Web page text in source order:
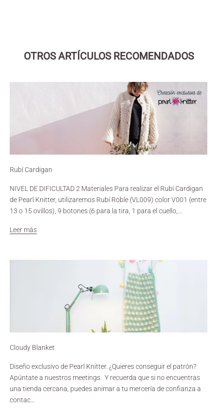
OTROS ARTÍCULOS RECOMENDADOS
Rubí Cardigan
NIVEL DE DIFICULTAD 2 Materiales Para realizar el Rubí Cardigan
de Pearl Knitter, utilizaremos Rubí Roble (VL009) color V001 (entre
13 o 15 ovillos), 9 botones (6 para la tira, 1 para el cuello,...
Leer más
Cloudy Blanket
Diseño exclusivo de Pearl Knitter. ¿Quieres conseguir el patrón?
Apúntate a nuestros meetings. Y recuerda que si no encuentras
una tienda cercana, puedes animar a tu mercería de confianza a
contac...